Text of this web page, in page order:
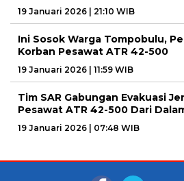
19 Januari 2026 | 21:10 WIB
Ini Sosok Warga Tompobulu,
Korban Pesawat ATR 42-500
19 Januari 2026 | 11:59 WIB
Tim SAR Gabungan Evakuasi
Pesawat ATR 42-500 Dari
19 Januari 2026 | 07:48 WIB